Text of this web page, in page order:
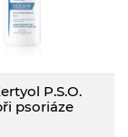
P.S.O.
psoriáze